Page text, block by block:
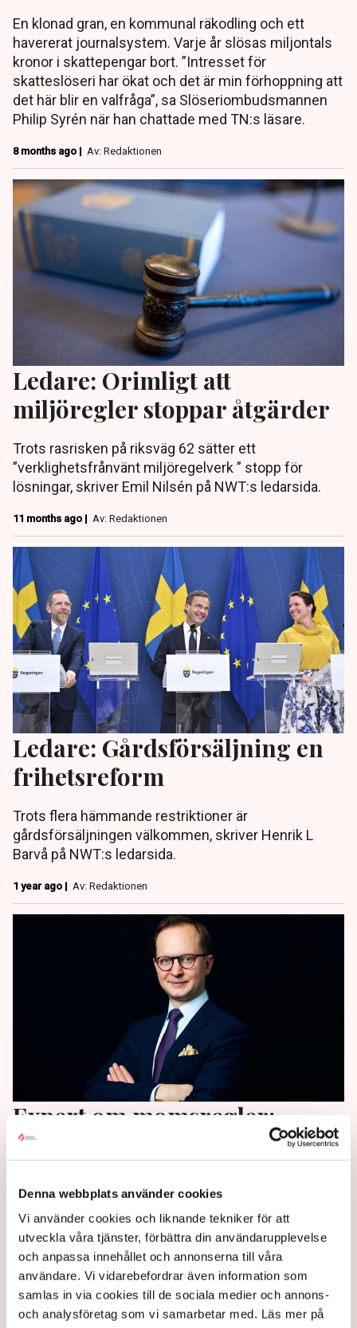
Denna webbplats använder cookies
Vi använder cookies och liknande tekniker för att
utveckla våra tjänster, förbättra din användarupplevelse
och anpassa innehållet och annonserna till våra
användare. Vi vidarebefordrar även information som
samlas in via cookies till de sociala medier och annons-
och analysföretag som vi samarbetar med. Läs mer på
En klonad gran, en kommunal räkodling och ett
havererat journalsystem. Varje år slösas miljontals
kronor i skattepengar bort. ”Intresset för
skatteslöseri har ökat och det är min förhoppning att
det här blir en valfråga”, sa Slöseriombudsmannen
Philip Syrén när han chattade med TN:s läsare.
8 months ago | Av: Redaktionen
Ledare: Orimligt att
miljöregler stoppar åtgärder
Trots rasrisken på riksväg 62 sätter ett
”verklighetsfrånvänt miljöregelverk ” stopp för
lösningar, skriver Emil Nilsén på NWT:s ledarsida.
11 months ago | Av: Redaktionen
Ledare: Gårdsförsäljning en
frihetsreform
Trots flera hämmande restriktioner är
gårdsförsäljningen välkommen, skriver Henrik L
Barvå på NWT:s ledarsida.
1 year ago | Av: Redaktionen
Expert om momsregler:
”Skapar enorma problem för
Dagens momsregler innebär krångel och stora
kostnader, enligt en ny rapport från Företagarna.
1 year ago | Av: Redaktionen